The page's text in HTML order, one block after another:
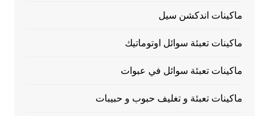
ماكينات اندكشن سيل
ماكينات تعبئة سوائل اوتوماتيك
ماكينات تعبئة سوائل في عبوات
ماكينات تعبئة و تغليف حبوب و حبيبات